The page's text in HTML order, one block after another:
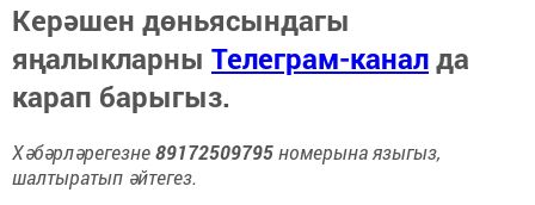
Керәшен дөньясындагы
яңалыкларны Телеграм-каналда
карап барыгыз.
Хәбәрләрегезне89172509795номерына языгыз,
шалтыратып әйтегез.